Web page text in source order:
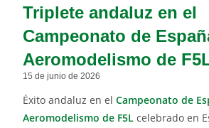
Triplete andaluz en el
Campeonato de
Aeromodelismo de
15 de junio de 2026
Éxito andaluz en elCampeonato de
Aeromodelismo de F5L celebrado en